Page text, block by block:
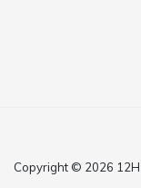
Copyright © 2026 12H